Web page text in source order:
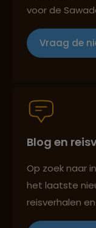
Best
Reizen
voor de
Vraag de
Blog en
Op zoek naar
het laatste
reisverhalen